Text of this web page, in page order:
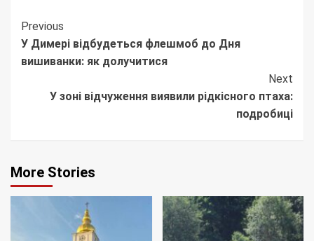
Continue
Reading
Previous
У Димері відбудеться флешмоб до Дня
вишиванки: як долучитися
Next
У зоні відчуження виявили рідкісного птаха:
подробиці
More Stories